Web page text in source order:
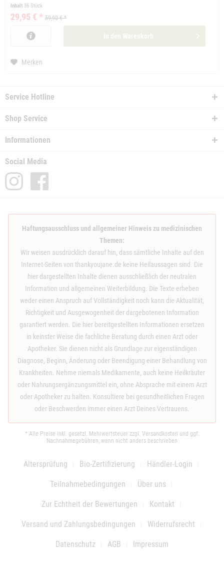
Inhalt 36 Stück
29,95 € * 59,90 € *
In den Warenkorb
Merken
Service Hotline
Shop Service
Informationen
Social Media
Haftungsausschluss und allgemeiner Hinweis zu medizinischen
Themen:
Wir weisen ausdrücklich darauf hin, dass sämtliche Inhalte auf den
Internet-Seiten von thankyoujane.de keine Heilaussagen sind. Die
hier dargestellten Inhalte dienen ausschließlich der neutralen
Information und allgemeinen Weiterbildung. Die Texte erheben
weder einen Anspruch auf Vollständigkeit noch kann die Aktualität,
Richtigkeit und Ausgewogenheit der dargebotenen Information
garantiert werden. Die hier bereitgestellten Informationen ersetzen
in keinster Weise die fachliche Beratung durch einen Arzt oder
Apotheker. Sie dienen nicht als Grundlage zur eigenständigen
Diagnose, Beginn, Änderung oder Beendigung einer Behandlung von
Krankheiten. Nehme niemals Medikamente, auch keine Heilkräuter
oder Nahrungsergänzungsmittel ein, ohne Absprache mit einem Arzt
oder Apotheker zu halten. Konsultiere bei gesundheitlichen Fragen
oder Beschwerden immer einen Arzt Deines Vertrauens.
* Alle Preise inkl. gesetzl. Mehrwertsteuer zzgl. Versandkosten und ggf.
Nachnahmegebühren, wenn nicht anders beschrieben
Altersprüfung Bio-Zertifizierung Händler-Login
Teilnahmebedingungen Über uns
Zur Echtheit der Bewertungen Kontakt
Versand und Zahlungsbedingungen Widerrufsrecht
Datenschutz AGB Impressum